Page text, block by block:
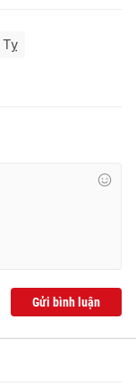
Gửi bình luận